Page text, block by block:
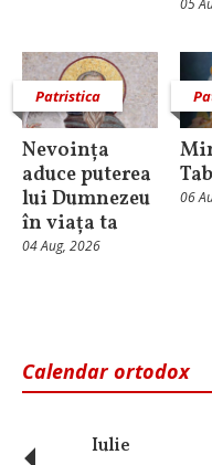
05
Patristica
Nevoința
aduce puterea
lui Dumnezeu
în viața ta
04 Aug, 2026
06
Calendar ortodox
Iulie